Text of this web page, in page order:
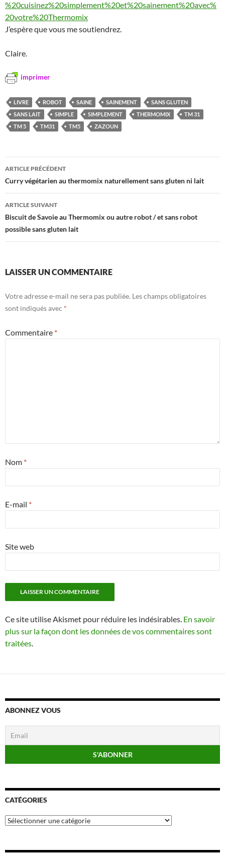
%20cuisinez%20simplement%20et%20sainement%20avec%
20votre%20Thermomix
J’espère que vous me soutiendrez.
Claire.
imprimer
LIVRE ROBOT SAINE SAINEMENT
SANS GLUTEN
SANS LAIT
SIMPLE SIMPLEMENT THERMOMIX
TM 31
TM 5
TM31 TM5 ZAZOUN
Navigation
des
articles
ARTICLE PRÉCÉDENT
Curry végétarien au thermomix naturellement sans gluten ni lait
ARTICLE SUIVANT
Biscuit de Savoie au Thermomix ou autre robot / et sans robot
possible sans gluten lait
LAISSER UN COMMENTAIRE
Votre adresse e-mail ne sera pas publiée. Les champs obligatoires
sont indiqués avec *
Commentaire *
Nom *
E-mail *
Site web
Ce site utilise Akismet pour réduire les indésirables. En savoir
plus sur la façon dont les données de vos commentaires sont
traitées.
ABONNEZ VOUS
CATÉGORIES
Catégories